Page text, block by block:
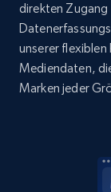
Amazon
products
Title, Seller
price,
more.
direkten
unserer flexiblen
Mediendaten,
Marken jeder